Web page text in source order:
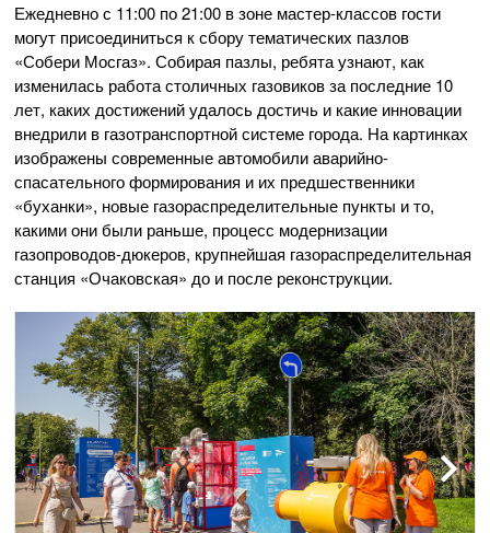
Ежедневно с 11:00 по 21:00 в зоне мастер-классов гости
могут присоединиться к сбору тематических пазлов
«Собери Мосгаз». Собирая пазлы, ребята узнают, как
изменилась работа столичных газовиков за последние 10
лет, каких достижений удалось достичь и какие инновации
внедрили в газотранспортной системе города. На картинках
изображены современные автомобили аварийно-
спасательного формирования и их предшественники
«буханки», новые газораспределительные пункты и то,
какими они были раньше, процесс модернизации
газопроводов-дюкеров, крупнейшая газораспределительная
станция «Очаковская» до и после реконструкции.